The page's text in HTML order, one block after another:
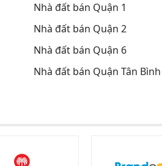
Nhà đất bán Quận 1
Nhà đất bán Quận 2
Nhà đất bán Quận 6
Nhà đất bán Quận Tân Bình